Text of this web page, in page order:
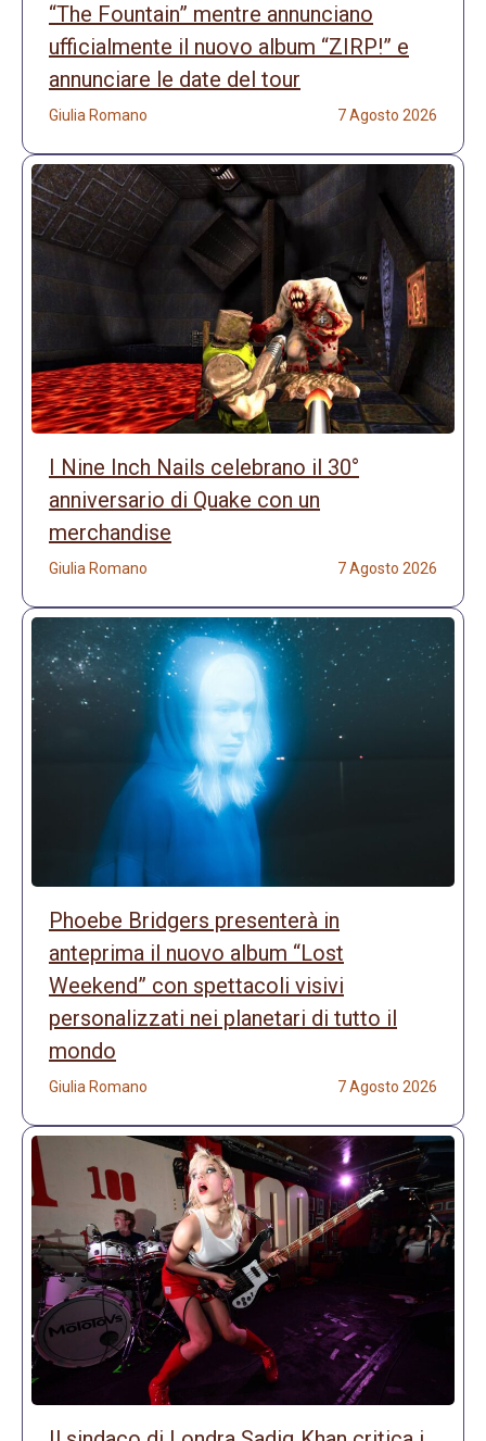
“The Fountain” mentre annunciano
ufficialmente il nuovo album “ZIRP!” e
annunciare le date del tour
Giulia Romano 7 Agosto 2026
I Nine Inch Nails celebrano il 30°
anniversario di Quake con un
merchandise
Giulia Romano 7 Agosto 2026
Phoebe Bridgers presenterà in
anteprima il nuovo album “Lost
Weekend” con spettacoli visivi
personalizzati nei planetari di tutto il
mondo
Giulia Romano 7 Agosto 2026